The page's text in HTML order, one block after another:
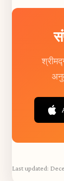
Last updated: